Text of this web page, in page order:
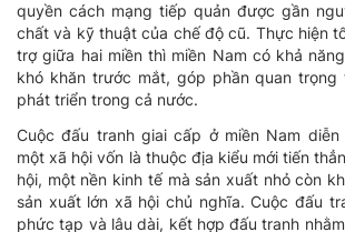
quyền cách mạng tiếp quản được gần
chất và kỹ thuật của chế độ cũ. Thực hiện
trợ giữa hai miền thì miền Nam có khả
khó khăn trước mắt, góp phần quan
phát triển trong cả nước.
Cuộc đấu tranh giai cấp ở miền Nam
một xã hội vốn là thuộc địa kiểu mới tiến
hội, một nền kinh tế mà sản xuất nhỏ còn
sản xuất lớn xã hội chủ nghĩa. Cuộc đấu
phức tạp và lâu dài, kết hợp đấu tranh